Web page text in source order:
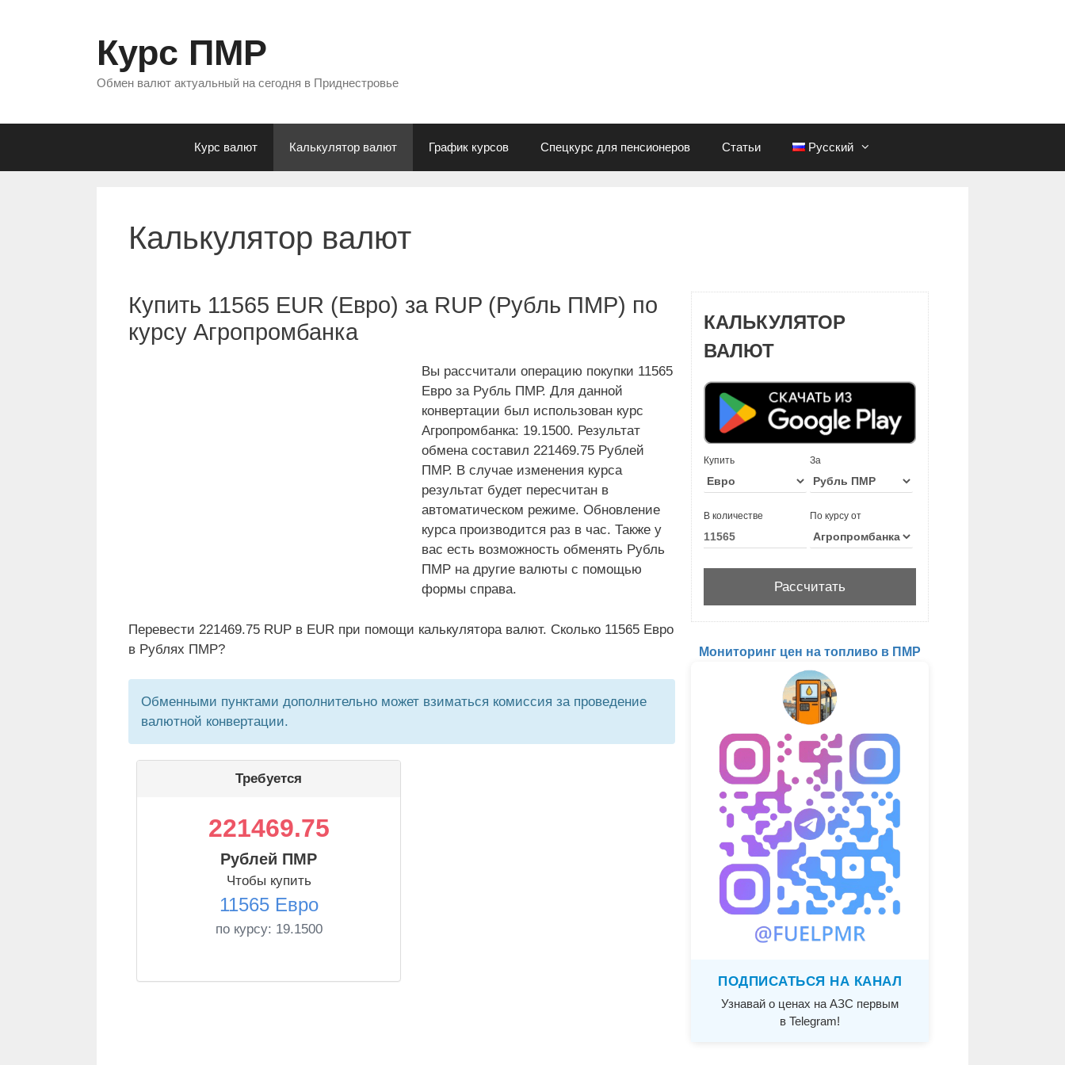
Курс ПМР
Обмен валют актуальный на сегодня в Приднестровье
Курс валют Калькулятор валют График курсов Спецкурс для пенсионеров Статьи Русский
Калькулятор валют
Купить 11565 EUR (Евро) за RUP (Рубль ПМР) по
курсу Агропромбанка
Вы рассчитали операцию покупки 11565
Евро за Рубль ПМР. Для данной
конвертации был использован курс
Агропромбанка: 19.1500. Результат
обмена составил 221469.75 Рублей
ПМР. В случае изменения курса
результат будет пересчитан в
автоматическом режиме. Обновление
курса производится раз в час. Также у
вас есть возможность обменять Рубль
ПМР на другие валюты с помощью
формы справа.
Перевести 221469.75 RUP в EUR при помощи калькулятора валют. Сколько 11565 Евро
в Рублях ПМР?
Обменными пунктами дополнительно может взиматься комиссия за проведение
валютной конвертации.
Требуется
221469.75
Рублей ПМР
Чтобы купить
11565 Евро
по курсу: 19.1500
КАЛЬКУЛЯТОР
ВАЛЮТ
Купить За
В количестве По курсу от
Мониторинг цен на топливо в ПМР
ПОДПИСАТЬСЯ НА КАНАЛ
Узнавай о ценах на АЗС первым
в Telegram!